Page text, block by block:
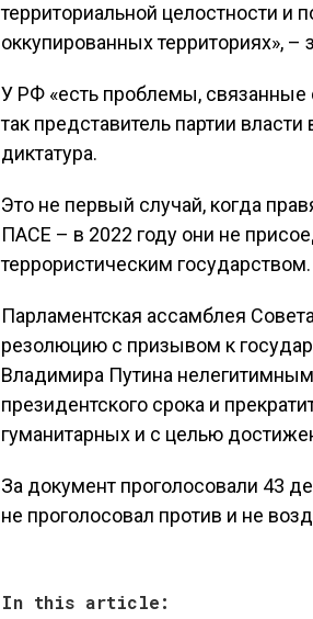
территориальной целостности и
оккупированных территориях»,
У РФ «есть проблемы,
так представитель партии
диктатура.
Это не первый случай, когда
ПАСЕ – в 2022 году они не
террористическим государством.
Парламентская ассамблея
резолюцию с призывом к
Владимира Путина
президентского срока и
гуманитарных и с целью
За документ проголосовали 43
не проголосовал против и не
In this article: